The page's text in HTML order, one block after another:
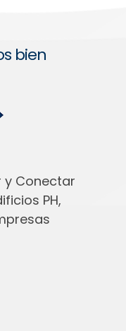
bien
y Conectar
PH,